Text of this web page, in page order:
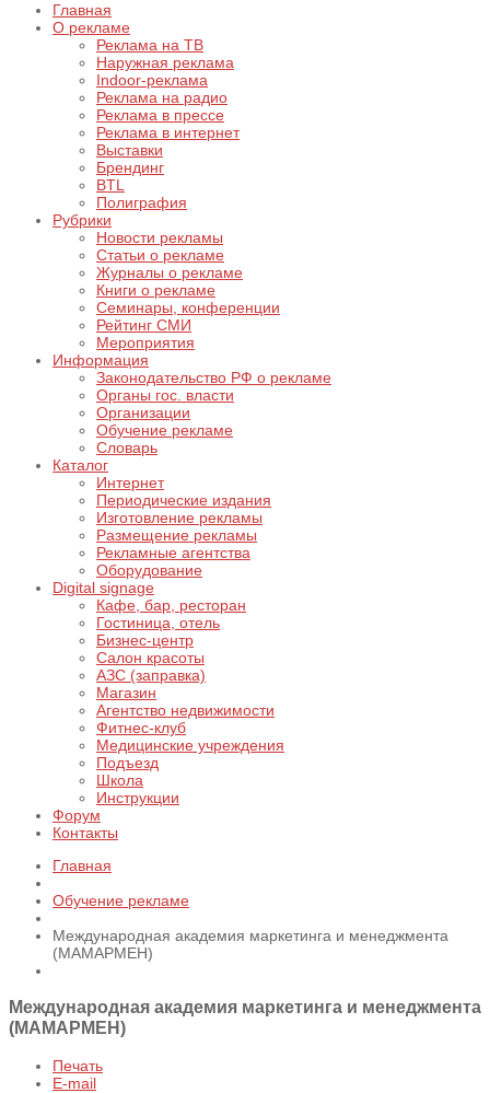
Главная
О рекламе
Реклама на ТВ
Наружная реклама
Indoor-реклама
Реклама на радио
Реклама в прессе
Реклама в интернет
Выставки
Брендинг
BTL
Полиграфия
Рубрики
Новости рекламы
Статьи о рекламе
Журналы о рекламе
Книги о рекламе
Семинары, конференции
Рейтинг СМИ
Мероприятия
Информация
Законодательство РФ о рекламе
Органы гос. власти
Организации
Обучение рекламе
Словарь
Каталог
Интернет
Периодические издания
Изготовление рекламы
Размещение рекламы
Рекламные агентства
Оборудование
Digital signage
Кафе, бар, ресторан
Гостиница, отель
Бизнес-центр
Салон красоты
АЗС (заправка)
Магазин
Агентство недвижимости
Фитнес-клуб
Медицинские учреждения
Подъезд
Школа
Инструкции
Форум
Контакты
Главная
Обучение рекламе
Международная академия маркетинга и менеджмента
(МАМАРМЕН)
Международная академия маркетинга и менеджмента
(МАМАРМЕН)
Печать
E-mail